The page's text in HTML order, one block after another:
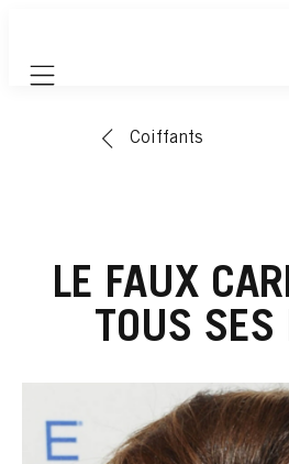
Mobile navigation
Coiffants
LE FAUX
TOUS SES